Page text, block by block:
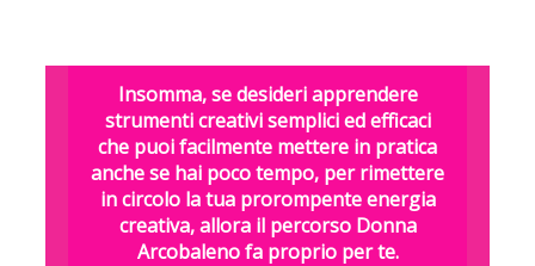
Insomma, se desideri apprendere
strumenti creativi semplici ed efficaci
che puoi facilmente mettere in pratica
anche se hai poco tempo, per rimettere
in circolo la tua prorompente energia
creativa, allora il percorso Donna
Arcobaleno fa proprio per te.